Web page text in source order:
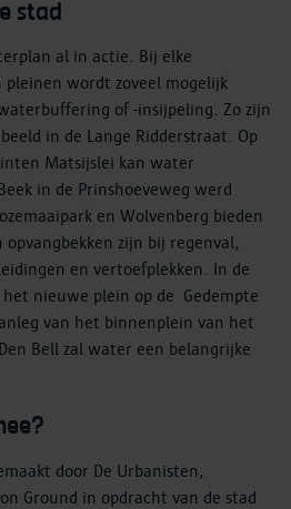
stad
al in actie. Bij elke
wordt zoveel mogelijk
of -insijpeling. Zo zijn
in de Lange Ridderstraat. Op
Matsijslei kan water
in de Prinshoeveweg werd
en Wolvenberg bieden
opvangbekken zijn bij regenval,
en vertoefplekken. In de
nieuwe plein op de Gedempte
van het binnenplein van het
Bell zal water een belangrijke
door De Urbanisten,
Ground in opdracht van de stad